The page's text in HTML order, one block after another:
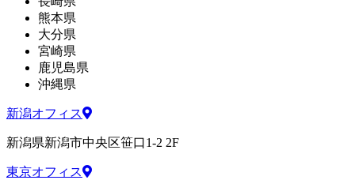
熊本県
大分県
宮崎県
鹿児島県
沖縄県
新潟オフィス
新潟県新潟市中央区笹口1-2 2F
東京オフィス